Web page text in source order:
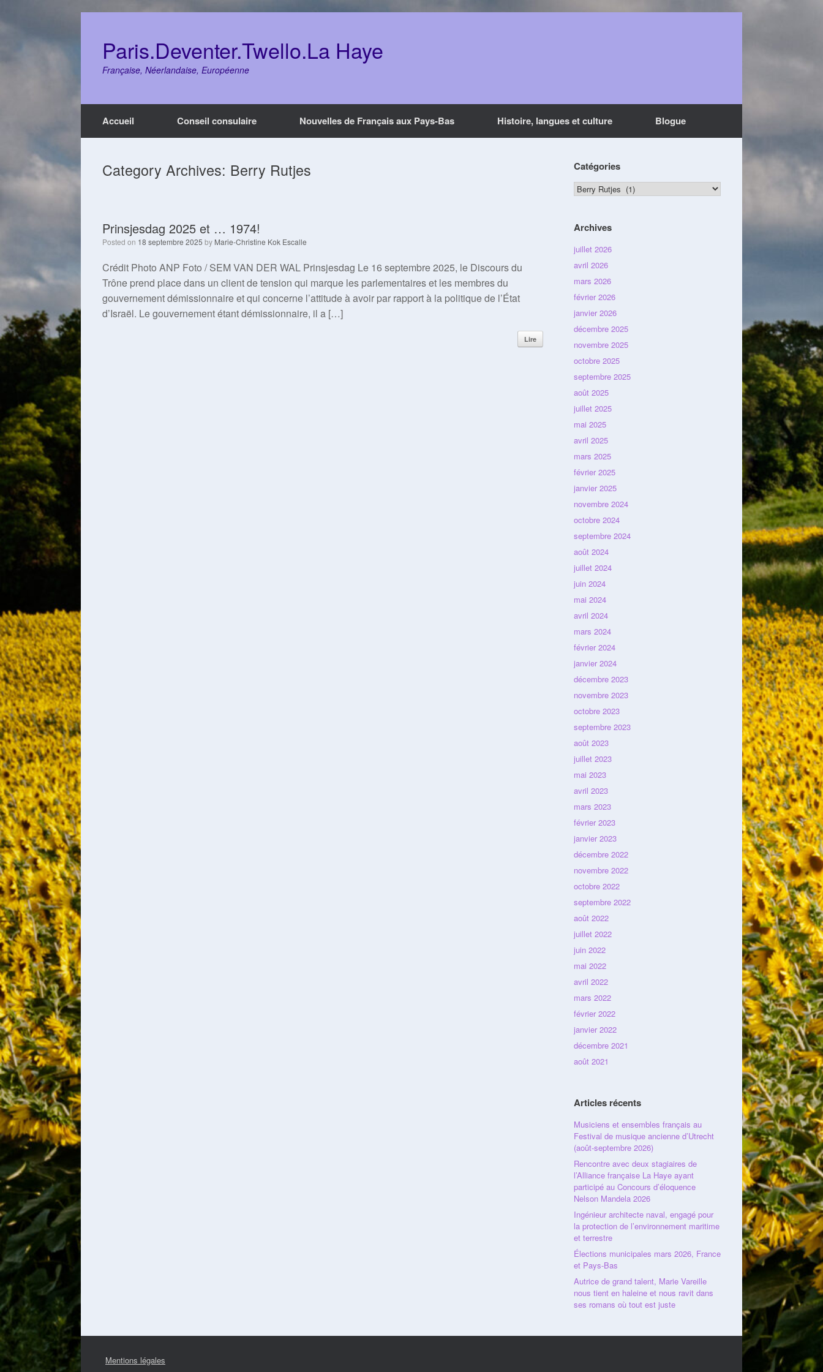
contentParis.Deventer.Twello.La Haye
Française, Néerlandaise, Européenne
Accueil Conseil consulaire Nouvelles de Français aux Pays-Bas Histoire, langues et culture Blogue
Category Archives: Berry Rutjes
Prinsjesdag 2025 et … 1974!
Posted on 18 septembre 2025 by Marie-Christine Kok Escalle
Crédit Photo ANP Foto / SEM VAN DER WAL Prinsjesdag Le 16 septembre 2025, le Discours du
Trône prend place dans un client de tension qui marque les parlementaires et les membres du
gouvernement démissionnaire et qui concerne l’attitude à avoir par rapport à la politique de l’État
d’Israël. Le gouvernement étant démissionnaire, il a […]
Lire
Catégories
Catégories
Archives
juillet 2026
avril 2026
mars 2026
février 2026
janvier 2026
décembre 2025
novembre 2025
octobre 2025
septembre 2025
août 2025
juillet 2025
mai 2025
avril 2025
mars 2025
février 2025
janvier 2025
novembre 2024
octobre 2024
septembre 2024
août 2024
juillet 2024
juin 2024
mai 2024
avril 2024
mars 2024
février 2024
janvier 2024
décembre 2023
novembre 2023
octobre 2023
septembre 2023
août 2023
juillet 2023
mai 2023
avril 2023
mars 2023
février 2023
janvier 2023
décembre 2022
novembre 2022
octobre 2022
septembre 2022
août 2022
juillet 2022
juin 2022
mai 2022
avril 2022
mars 2022
février 2022
janvier 2022
décembre 2021
août 2021
Articles récents
Musiciens et ensembles français au
Festival de musique ancienne d’Utrecht
(août-septembre 2026)
Rencontre avec deux stagiaires de
l’Alliance française La Haye ayant
participé au Concours d’éloquence
Nelson Mandela 2026
Ingénieur architecte naval, engagé pour
la protection de l’environnement maritime
et terrestre
Élections municipales mars 2026, France
et Pays-Bas
Autrice de grand talent, Marie Vareille
nous tient en haleine et nous ravit dans
ses romans où tout est juste
Mentions légales